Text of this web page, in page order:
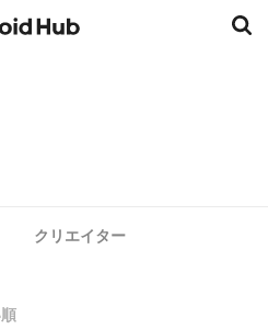
クリエイター